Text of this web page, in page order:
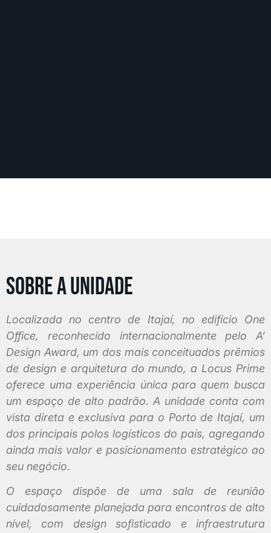
Sobre a Unidade
Localizada no centro de Itajaí, no edifício One
Office, reconhecido internacionalmente pelo A’
Design Award, um dos mais conceituados prêmios
de design e arquitetura do mundo, a Locus Prime
oferece uma experiência única para quem busca
um espaço de alto padrão. A unidade conta com
vista direta e exclusiva para o Porto de Itajaí, um
dos principais polos logísticos do país, agregando
ainda mais valor e posicionamento estratégico ao
seu negócio.
O espaço dispõe de uma sala de reunião
cuidadosamente planejada para encontros de alto
nível, com design sofisticado e infraestrutura